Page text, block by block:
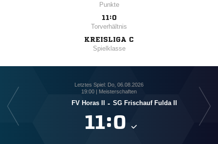
Punkte
11:0
Torverhältnis
KREISLIGA C
Spielklasse
Letztes Spiel: Do, 06.08.2026
19:00 | Meisterschaften
FV Horas II - SG Frischauf Fulda II
: